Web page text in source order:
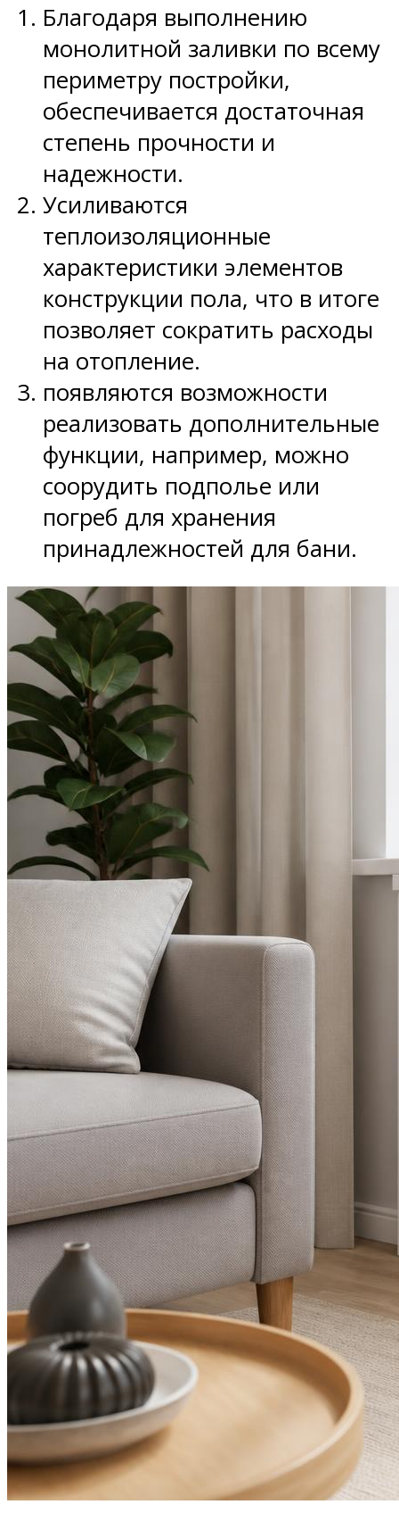
Благодаря выполнению
монолитной заливки по всему
периметру постройки,
обеспечивается достаточная
степень прочности и
надежности.
Усиливаются
теплоизоляционные
характеристики элементов
конструкции пола, что в итоге
позволяет сократить расходы
на отопление.
появляются возможности
реализовать дополнительные
функции, например, можно
соорудить подполье или
погреб для хранения
принадлежностей для бани.